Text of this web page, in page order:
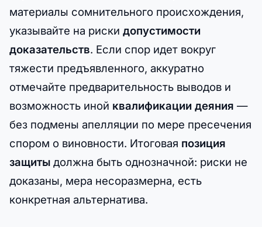
материалы сомнительного происхождения,
указывайте на риски допустимости
доказательств. Если спор идет вокруг
тяжести предъявленного, аккуратно
отмечайте предварительность выводов и
возможность иной квалификации деяния —
без подмены апелляции по мере пресечения
спором о виновности. Итоговая позиция
защиты должна быть однозначной: риски не
доказаны, мера несоразмерна, есть
конкретная альтернатива.